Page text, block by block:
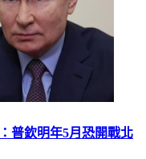
普欽明年5月恐開戰北